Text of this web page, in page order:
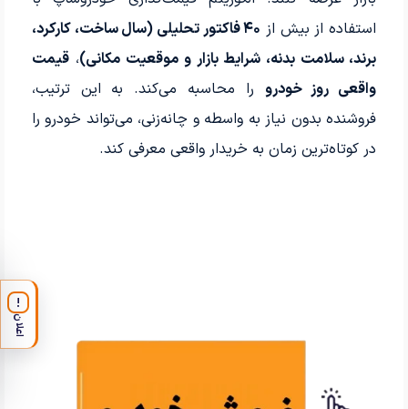
استفاده از بیش از
۴۰ فاکتور تحلیلی (سال ساخت، کارکرد،
برند، سلامت بدنه، شرایط بازار و موقعیت مکانی)،قیمت
واقعی روز خودرو را محاسبه می‌کند. به این ترتیب،
فروشنده بدون نیاز به واسطه و چانه‌زنی، می‌تواند خودرو را
در کوتاه‌ترین زمان به خریدار واقعی معرفی کند.
!
اعلان